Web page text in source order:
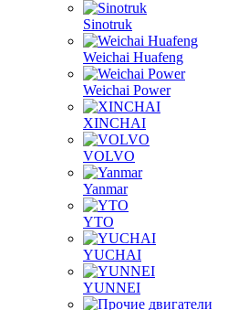
SIDA
Sinotruk
Weichai Huafeng
Weichai Power
XINCHAI
VOLVO
Yanmar
YTO
YUCHAI